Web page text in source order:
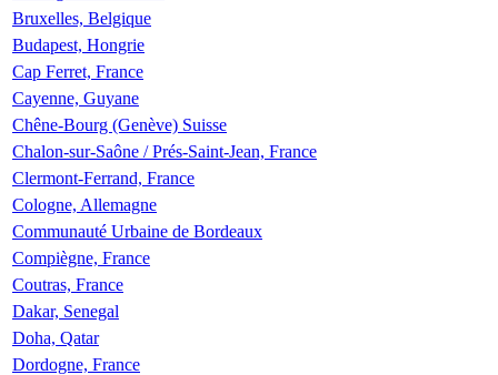
Bruxelles, Belgique
Budapest, Hongrie
Cap Ferret, France
Cayenne, Guyane
Chêne-Bourg (Genève) Suisse
Chalon-sur-Saône / Prés-Saint-Jean, France
Clermont-Ferrand, France
Cologne, Allemagne
Communauté Urbaine de Bordeaux
Compiègne, France
Coutras, France
Dakar, Senegal
Doha, Qatar
Dordogne, France